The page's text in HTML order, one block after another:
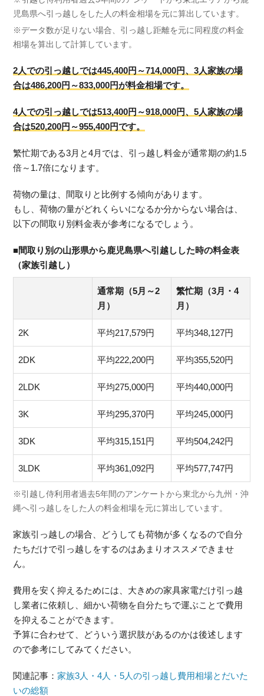
児島県へ引っ越しをした人の料金相場を元に算出しています。
※データ数が足りない場合、引っ越し距離を元に同程度の料金
相場を算出して計算しています。
2人での引っ越しでは445,400円～714,000円、3人家族の場
合は486,200円～833,000円が料金相場です。
4人での引っ越しでは513,400円～918,000円、5人家族の場
合は520,200円～955,400円です。
繁忙期である3月と4月では、引っ越し料金が通常期の約1.5
倍～1.7倍になります。
荷物の量は、間取りと比例する傾向があります。
もし、荷物の量がどれくらいになるか分からない場合は、
以下の間取り別料金表が参考になるでしょう。
■間取り別の山形県から鹿児島県へ引越しした時の料金表
（家族引越し）
通常期（5月～2
月）
繁忙期（3月・4
月）
2K 平均217,579円 平均348,127円
2DK 平均222,200円 平均355,520円
2LDK 平均275,000円 平均440,000円
3K 平均295,370円 平均245,000円
3DK 平均315,151円 平均504,242円
3LDK 平均361,092円 平均577,747円
※引越し侍利用者過去5年間のアンケートから東北から九州・沖
縄へ引っ越しをした人の料金相場を元に算出しています。
家族引っ越しの場合、どうしても荷物が多くなるので自分
たちだけで引っ越しをするのはあまりオススメできませ
ん。
費用を安く抑えるためには、大きめの家具家電だけ引っ越
し業者に依頼し、細かい荷物を自分たちで運ぶことで費用
を抑えることができます。
予算に合わせて、どういう選択肢があるのかは後述します
ので参考にしてみてください。
関連記事：家族3人・4人・5人の引っ越し費用相場とだいた
いの総額